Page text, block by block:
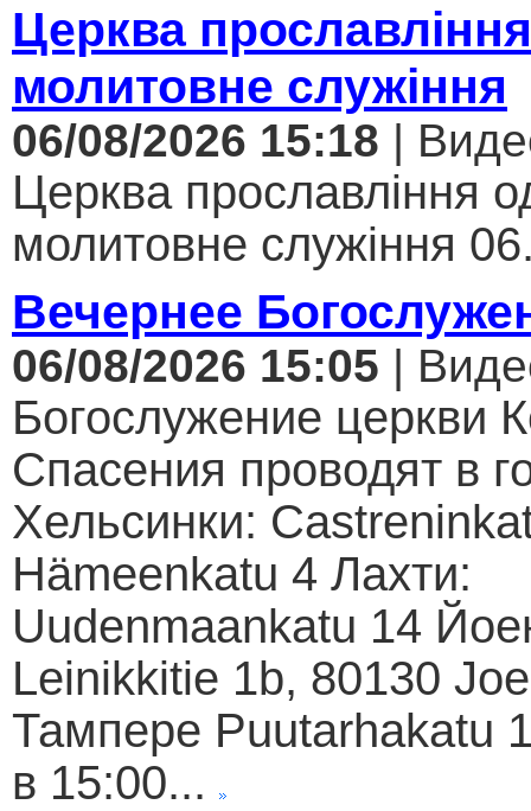
Церква
молитовне служіння
06/08/2026 15:18 |
Церква прославління
молитовне служіння
Вечернее
06/08/2026 15:05 |
Богослужение церкви
Спасения проводят в
Хельсинки:
Hämeenkatu 4 Лахти:
Uudenmaankatu 14
Leinikkitie 1b, 80130
Тампере Puutarhakatu
в 15:00...